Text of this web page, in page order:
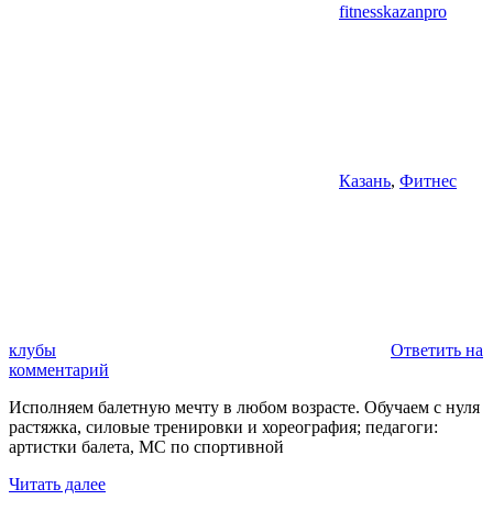
fitnesskazanpro
Казань, Фитнес
клубы
Ответить на
комментарий
Исполняем балетную мечту в любом возрасте. Обучаем с нуля
растяжка, силовые тренировки и хореография; педагоги:
артистки балета, МС по спортивной
Читать далее